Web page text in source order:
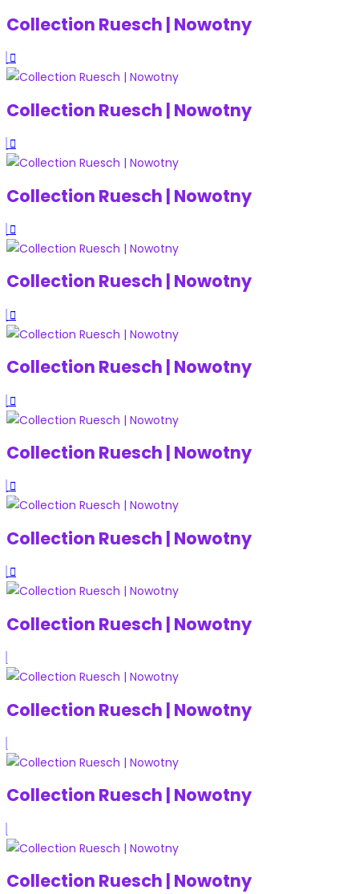
Collection Ruesch | Nowotny
Collection Ruesch | Nowotny
Collection Ruesch | Nowotny
Collection Ruesch | Nowotny
Collection Ruesch | Nowotny
Collection Ruesch | Nowotny
Collection Ruesch | Nowotny
Collection Ruesch | Nowotny
Collection Ruesch | Nowotny
Collection Ruesch | Nowotny
Collection Ruesch | Nowotny